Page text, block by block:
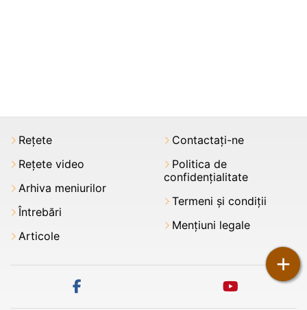
+
Rețete
Rețete video
Arhiva meniurilor
Întrebări
Articole
Contactați-ne
Politica de
confidențialitate
Termeni şi condiții
Mențiuni legale
facebook youtube